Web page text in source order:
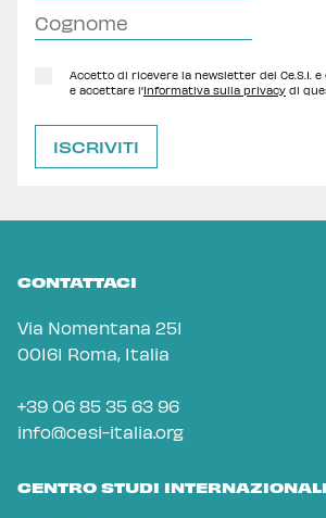
Accetto di ricevere la newsletter del Ce.S.I.
e accettare l'Informativa sulla privacy di
CONTATTACI
Via Nomentana 251
00161 Roma, Italia
+39 06 85 35 63 96
info@cesi-italia.org
CENTRO STUDI INTERNAZIONALI